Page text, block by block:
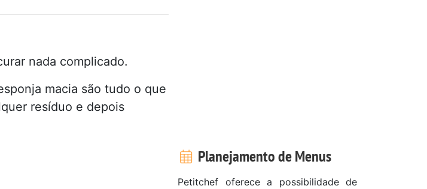
nada complicado.
macia são tudo o que
resíduo e depois
Planejamento de Menus
Petitchef oferece a possibilidade de